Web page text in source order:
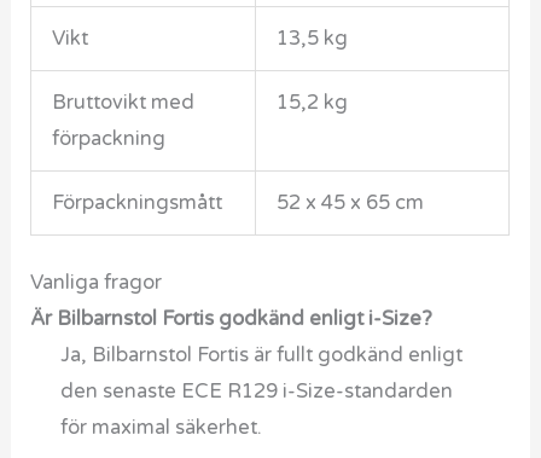
Vikt 13,5 kg
Bruttovikt med
förpackning
15,2 kg
Förpackningsmått 52 x 45 x 65 cm
Vanliga fragor
Är Bilbarnstol Fortis godkänd enligt i-Size?
Ja, Bilbarnstol Fortis är fullt godkänd enligt
den senaste ECE R129 i-Size-standarden
för maximal säkerhet.